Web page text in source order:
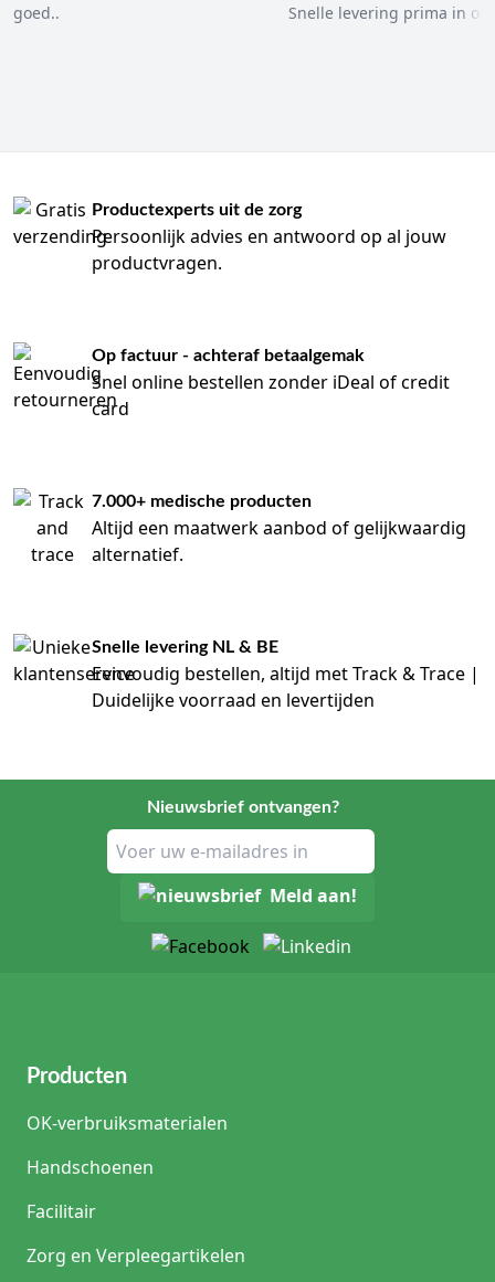
goed.. Snelle levering prima in
Productexperts uit de zorg
Persoonlijk advies en antwoord op al jouw
productvragen.
Op factuur - achteraf betaalgemak
Snel online bestellen zonder iDeal of credit
card
7.000+ medische producten
Altijd een maatwerk aanbod of gelijkwaardig
alternatief.
Snelle levering NL & BE
Eenvoudig bestellen, altijd met Track & Trace |
Duidelijke voorraad en levertijden
Nieuwsbrief ontvangen?
Meld aan!
Producten
OK-verbruiksmaterialen
Handschoenen
Facilitair
Zorg en Verpleegartikelen